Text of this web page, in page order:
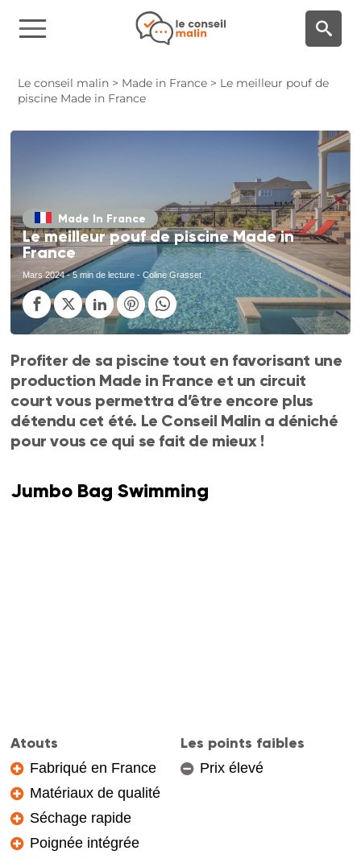
Le conseil malin > Made in France > Le meilleur pouf de
piscine Made in France
Made In France
Le meilleur pouf de piscine Made in
France
Mars 2024- 5 min de lecture - Coline Grasset
Profiter de sa piscine tout en favorisant une
production Made in France et un circuit
court vous permettra d’être encore plus
détendu cet été. Le Conseil Malin a déniché
pour vous ce qui se fait de mieux !
Jumbo Bag Swimming
Atouts
Fabriqué en France
Matériaux de qualité
Séchage rapide
Poignée intégrée
Les points faibles
Prix élevé